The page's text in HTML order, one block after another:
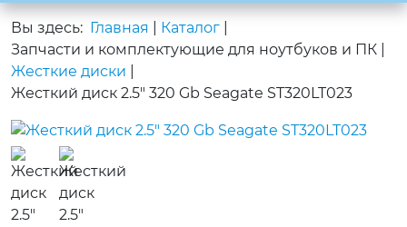
Вы здесь: Главная Каталог
Запчасти и комплектующие для ноутбуков и ПК
Жесткие диски
Жесткий диск 2.5" 320 Gb Seagate ST320LT023